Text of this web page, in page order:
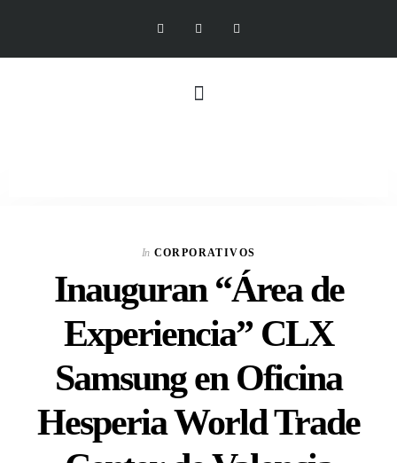
In CORPORATIVOS
Inauguran “Área de
Experiencia” CLX
Samsung en Oficina
Hesperia World Trade